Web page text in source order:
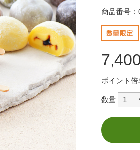
商品番号：
7,400
ポイント倍
数量